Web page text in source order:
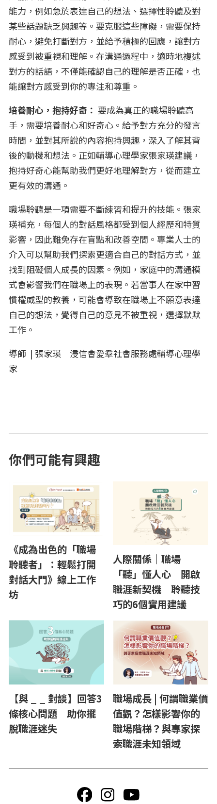
能力，例如急於表達自己的想法、選擇性聆聽及對
某些話題缺乏興趣等。要克服這些障礙，需要保持
耐心，避免打斷對方，並給予積極的回應，讓對方
感受到被重視和理解。在溝通過程中，適時地複述
對方的話語，不僅能確認自己的理解是否正確，也
能讓對方感受到你的專注和尊重。
培養耐心，抱持好奇： 要成為真正的職場聆聽高
手，需要培養耐心和好奇心。給予對方充分的發言
時間，並對其所說的內容抱持興趣，深入了解其背
後的動機和想法。正如輔導心理學家張家瑛建議，
抱持好奇心能幫助我們更好地理解對方，從而建立
更有效的溝通。
職場聆聽是一項需要不斷練習和提升的技能。張家
瑛補充，每個人的對話風格都受到個人經歷和特質
影響，因此難免存在盲點和改善空間。專業人士的
介入可以幫助我們探索更適合自己的對話方式，並
找到阻礙個人成長的因素。例如，家庭中的溝通模
式會影響我們在職場上的表現。若當事人在家中習
慣權威型的教養，可能會導致在職場上不願意表達
自己的想法，覺得自己的意見不被重視，選擇默默
工作。
導師 | 張家瑛 浸信會愛羣社會服務處輔導心理學
家
你們可能有興趣
《成為出色的「職場
聆聽者」：輕鬆打開
對話大門》線上工作
坊
人際關係｜職場
「聽」懂人心 開啟
職涯新契機 聆聽技
巧的6個實用建議
【與 _ _ 對談】回答3
條核心問題 助你擺
脫職涯迷失
職場成長 | 何謂職業價
值觀？怎樣影響你的
職場階梯？與專家探
索職涯未知領域